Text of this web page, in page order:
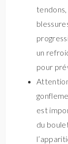
un
pour
est
du